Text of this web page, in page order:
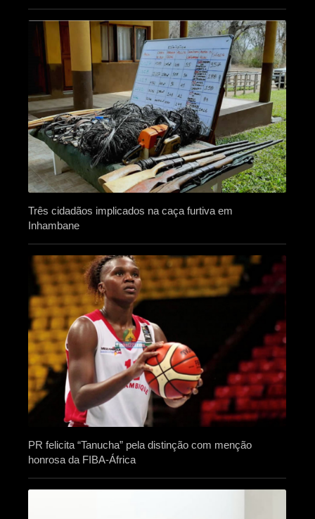
Três cidadãos implicados na caça furtiva em
Inhambane
PR felicita “Tanucha” pela distinção com menção
honrosa da FIBA-África